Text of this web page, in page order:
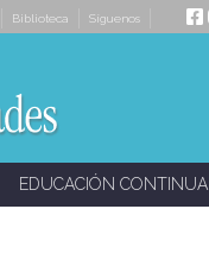
Biblioteca Síguenos
EDUCACIÓN CONTINUA